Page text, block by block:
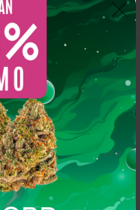
et vendeur généreux
y trouverez de qualité